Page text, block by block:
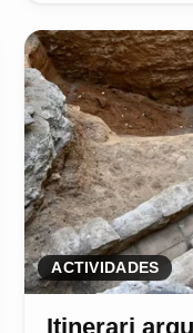
ACTIVIDADES
Itinerari